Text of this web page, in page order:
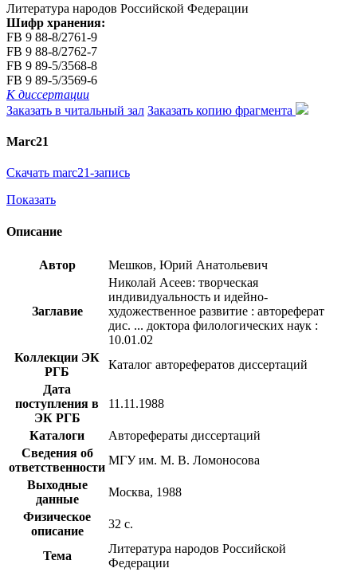
Литература народов Российской Федерации
Шифр хранения:
FB 9 88-8/2761-9
FB 9 88-8/2762-7
FB 9 89-5/3568-8
FB 9 89-5/3569-6
К диссертации
Заказать в читальный зал Заказать копию фрагмента
Marc21
Скачать marc21-запись
Показать
Описание
Автор Мешков, Юрий Анатольевич
Заглавие
Николай Асеев: творческая
индивидуальность и идейно-
художественное развитие : автореферат
дис. ... доктора филологических наук :
10.01.02
Коллекции ЭК
РГБ
Каталог авторефератов диссертаций
Дата
поступления в
ЭК РГБ
11.11.1988
Каталоги
Авторефераты диссертаций
Сведения об
ответственности
МГУ им. М. В. Ломоносова
Выходные
данные
Москва, 1988
Физическое
описание
32 с.
Тема
Литература народов Российской
Федерации